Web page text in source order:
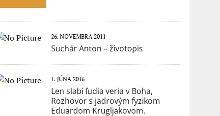
26. NOVEMBRA 2011
Suchár Anton – životopis
1. JÚNA 2016
Len slabí ľudia veria v Boha,
Rozhovor s jadrovým fyzikom
Eduardom Krugljakovom.